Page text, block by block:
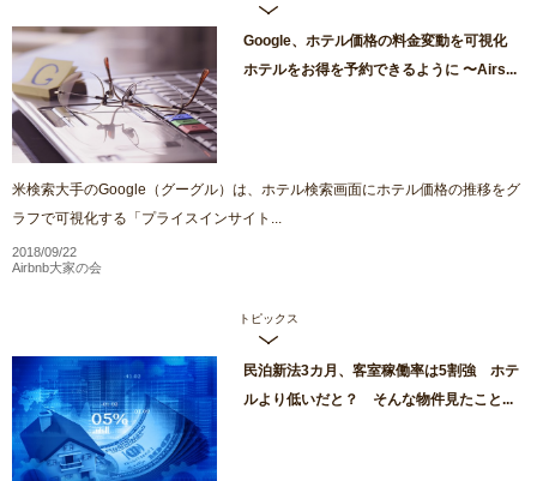
Google、ホテル価格の料金変動を可視化
ホテルをお得を予約できるように 〜Airs...
米検索大手のGoogle（グーグル）は、ホテル検索画面にホテル価格の推移をグ
ラフで可視化する「プライスインサイト...
2018/09/22
Airbnb大家の会
トピックス
民泊新法3カ月、客室稼働率は5割強 ホテ
ルより低いだと？ そんな物件見たこと...